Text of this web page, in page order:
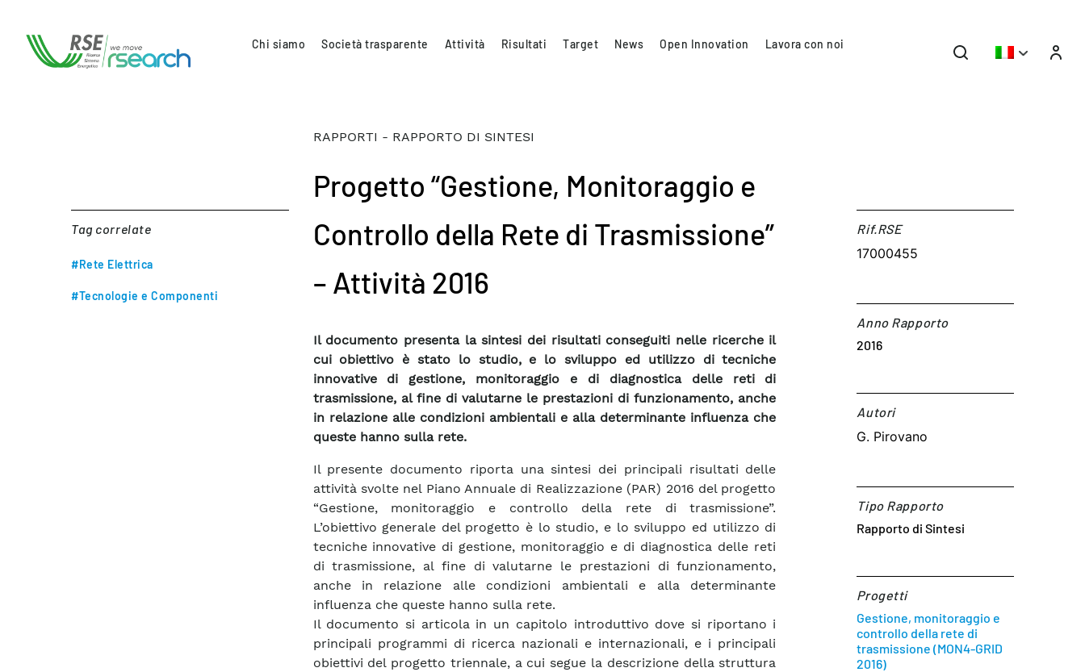
Chi siamo Società trasparente Attività Risultati Target News Open Innovation Lavora con noi
Tag correlate
#Rete Elettrica
#Tecnologie e Componenti
RAPPORTI - RAPPORTO DI SINTESI
Progetto “Gestione, Monitoraggio e
Controllo della Rete di Trasmissione”
– Attività 2016
Il documento presenta la sintesi dei risultati conseguiti nelle ricerche il
cui obiettivo è stato lo studio, e lo sviluppo ed utilizzo di tecniche
innovative di gestione, monitoraggio e di diagnostica delle reti di
trasmissione, al fine di valutarne le prestazioni di funzionamento, anche
in relazione alle condizioni ambientali e alla determinante influenza che
queste hanno sulla rete.
Il presente documento riporta una sintesi dei principali risultati delle
attività svolte nel Piano Annuale di Realizzazione (PAR) 2016 del progetto
“Gestione, monitoraggio e controllo della rete di trasmissione”.
L’obiettivo generale del progetto è lo studio, e lo sviluppo ed utilizzo di
tecniche innovative di gestione, monitoraggio e di diagnostica delle reti
di trasmissione, al fine di valutarne le prestazioni di funzionamento,
anche in relazione alle condizioni ambientali e alla determinante
influenza che queste hanno sulla rete.
Il documento si articola in un capitolo introduttivo dove si riportano i
principali programmi di ricerca nazionali e internazionali, e i principali
obiettivi del progetto triennale, a cui segue la descrizione della struttura
Rif.RSE​
17000455
Anno Rapporto
2016
Autori​
G. Pirovano
Tipo Rapporto
Rapporto di Sintesi
Progetti
Gestione, monitoraggio e
controllo della rete di
trasmissione (MON4-GRID
2016)